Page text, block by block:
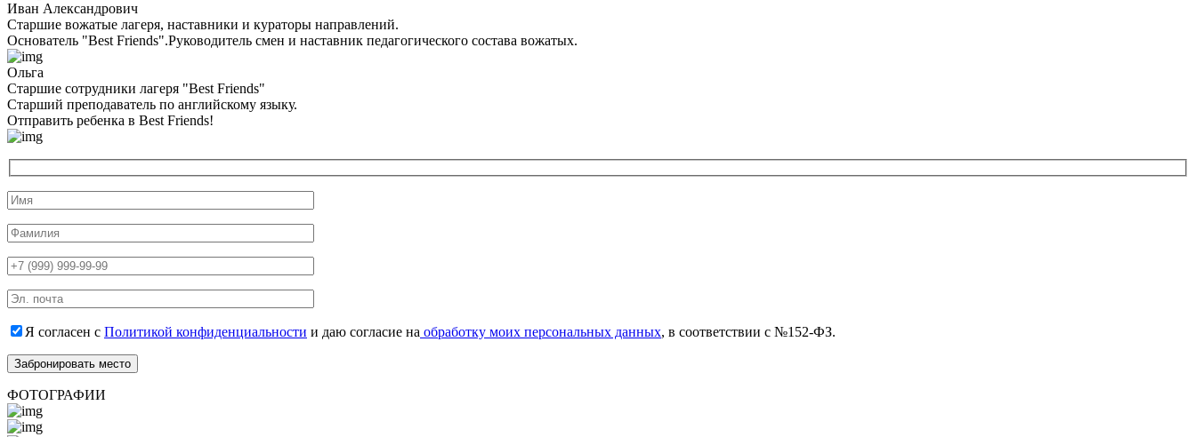
Иван Александрович
Старшие вожатые лагеря, наставники и кураторы направлений.
Основатель "Best Friends".Руководитель смен и наставник педагогического состава вожатых.
Ольга
Старшие сотрудники лагеря "Best Friends"
Cтарший преподаватель по английскому языку.
Отправить ребенка в Best Friends!
Я согласен с Политикой конфиденциальности и даю согласие на обработку моих персональных данных, в соответствии с №152-ФЗ.
ФОТОГРАФИИ